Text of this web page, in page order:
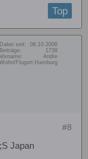
Top
Dabei seit:
06.10.2008
Beiträge:
1738
Vorname:
Andre
Wohn/Flugort: Hamburg
#8
Japan